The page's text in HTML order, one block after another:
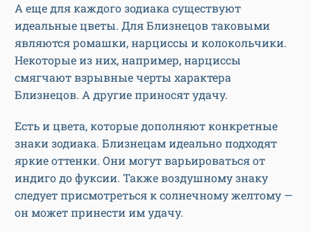
А еще для каждого зодиака существуют
идеальные цветы. Для Близнецов таковыми
являются ромашки, нарциссы и колокольчики.
Некоторые из них, например, нарциссы
смягчают взрывные черты характера
Близнецов. А другие приносят удачу.
Есть и цвета, которые дополняют конкретные
знаки зодиака. Близнецам идеально подходят
яркие оттенки. Они могут варьироваться от
индиго до фуксии. Также воздушному знаку
следует присмотреться к солнечному желтому —
он может принести им удачу.